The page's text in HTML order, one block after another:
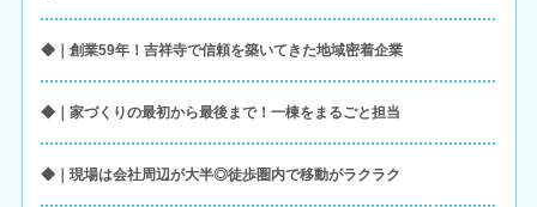
◆｜創業59年！吉祥寺で信頼を築いてきた地域密着企業
◆｜家づくりの最初から最後まで！一棟をまるごと担当
◆｜現場は会社周辺が大半◎徒歩圏内で移動がラクラク